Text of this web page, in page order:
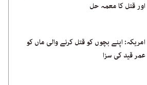
اور قتل کا معمہ حل
امریکہ: اپنے بچوں کو قتل کرنے والی ماں کو
عمر قید کی سزا